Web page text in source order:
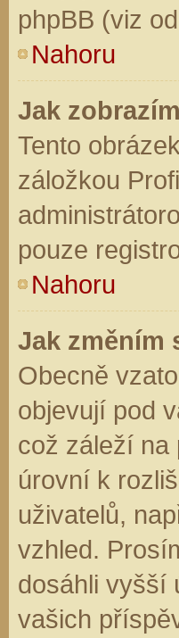
phpBB (viz
Nahoru
Jak
Tento
záložkou
pouze
Nahoru
Jak změním
Obecně
objevují pod
což záleží na
úrovní k
uživatelů,
vzhled.
dosáhli vyšší
vašich